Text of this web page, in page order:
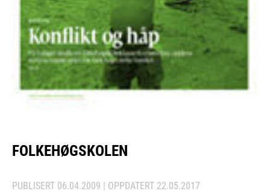
FOLKEHØGSKOLEN
PUBLISERT 06.04.2009 | OPPDATERT 22.05.2017